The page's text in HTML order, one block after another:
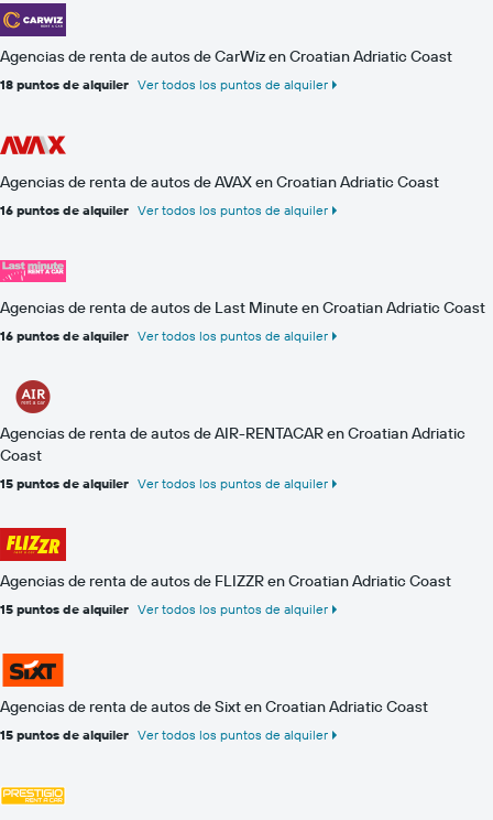
Agencias de renta de autos de CarWiz en Croatian Adriatic Coast
18 puntos de alquiler Ver todos los puntos de alquiler
Agencias de renta de autos de AVAX en Croatian Adriatic Coast
16 puntos de alquiler Ver todos los puntos de alquiler
Agencias de renta de autos de Last Minute en Croatian Adriatic Coast
16 puntos de alquiler Ver todos los puntos de alquiler
Agencias de renta de autos de AIR-RENTACAR en Croatian Adriatic
Coast
15 puntos de alquiler Ver todos los puntos de alquiler
Agencias de renta de autos de FLIZZR en Croatian Adriatic Coast
15 puntos de alquiler Ver todos los puntos de alquiler
Agencias de renta de autos de Sixt en Croatian Adriatic Coast
15 puntos de alquiler Ver todos los puntos de alquiler